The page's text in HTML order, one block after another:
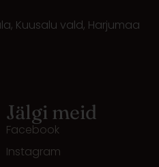
Kuusalu vald, Harjumaa
Jälgi meid
Facebook
Instagram